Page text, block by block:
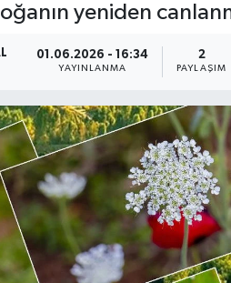
yeniden
01.06.2026 - 16:34
YAYINLANMA
2
PAYLAŞIM